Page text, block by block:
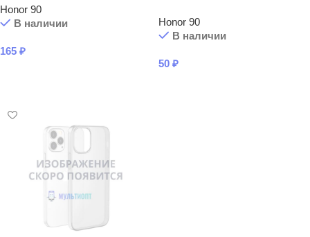
Honor 90
В наличии
165 ₽
Honor 90
В наличии
50 ₽